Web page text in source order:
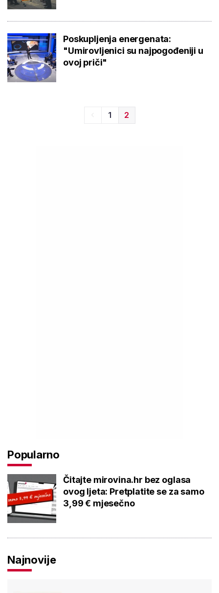
Poskupljenja energenata:
"Umirovljenici su najpogođeniji u
ovoj priči"
1 2
Popularno
Čitajte mirovina.hr bez oglasa
ovog ljeta: Pretplatite se za samo
3,99 € mjesečno
Najnovije